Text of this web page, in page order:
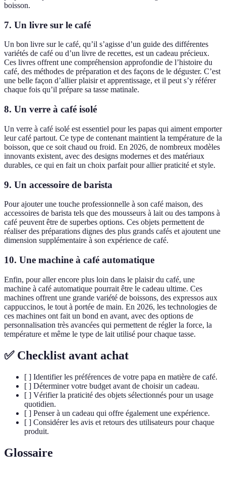
boisson.
7. Un livre sur le café
Un bon livre sur le café, qu’il s’agisse d’un guide des différentes
variétés de café ou d’un livre de recettes, est un cadeau précieux.
Ces livres offrent une compréhension approfondie de l’histoire du
café, des méthodes de préparation et des façons de le déguster. C’est
une belle façon d’allier plaisir et apprentissage, et il peut s’y référer
chaque fois qu’il prépare sa tasse matinale.
8. Un verre à café isolé
Un verre à café isolé est essentiel pour les papas qui aiment emporter
leur café partout. Ce type de contenant maintient la température de la
boisson, que ce soit chaud ou froid. En 2026, de nombreux modèles
innovants existent, avec des designs modernes et des matériaux
durables, ce qui en fait un choix parfait pour allier praticité et style.
9. Un accessoire de barista
Pour ajouter une touche professionnelle à son café maison, des
accessoires de barista tels que des mousseurs à lait ou des tampons à
café peuvent être de superbes options. Ces objets permettent de
réaliser des préparations dignes des plus grands cafés et ajoutent une
dimension supplémentaire à son expérience de café.
10. Une machine à café automatique
Enfin, pour aller encore plus loin dans le plaisir du café, une
machine à café automatique pourrait être le cadeau ultime. Ces
machines offrent une grande variété de boissons, des expressos aux
cappuccinos, le tout à portée de main. En 2026, les technologies de
ces machines ont fait un bond en avant, avec des options de
personnalisation très avancées qui permettent de régler la force, la
température et même le type de lait utilisé pour chaque tasse.
✅ Checklist avant achat
[ ] Identifier les préférences de votre papa en matière de café.
[ ] Déterminer votre budget avant de choisir un cadeau.
[ ] Vérifier la praticité des objets sélectionnés pour un usage
quotidien.
[ ] Penser à un cadeau qui offre également une expérience.
[ ] Considérer les avis et retours des utilisateurs pour chaque
produit.
Glossaire